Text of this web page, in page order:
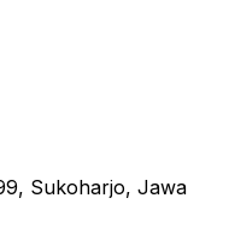
Sukoharjo, Jawa